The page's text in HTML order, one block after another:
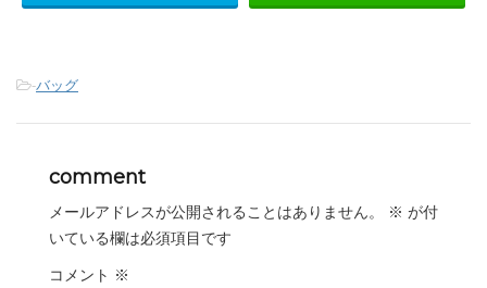
-バッグ
comment
メールアドレスが公開されることはありません。 ※ が付
いている欄は必須項目です
コメント ※